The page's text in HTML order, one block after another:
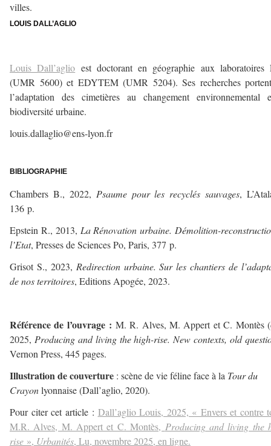
villes.
LOUIS DALL’AGLIO
Louis Dall’aglio est doctorant en géographie aux laboratoires
(UMR 5600) et EDYTEM (UMR 5204). Ses recherches
l’adaptation des cimetières au changement environnemental
biodiversité urbaine.
louis.dallaglio@ens-lyon.fr
BIBLIOGRAPHIE
Chambers B., 2022, Psaume pour les recyclés sauvages,
136 p.
Epstein R., 2013, La Rénovation urbaine. Démolition-
l’Etat, Presses de Sciences Po, Paris, 377 p.
Grisot S., 2023, Redirection urbaine. Sur les chantiers de
de nos territoires, Editions Apogée, 2023.
Référence de l’ouvrage : M. R. Alves, M. Appert et C. Montès
2025, Producing and living the high-rise. New contexts, old
Vernon Press, 445 pages.
Illustration de couverture : scène de vie féline face à la Tour du
Crayonlyonnaise (Dall’aglio, 2020).
Pour citer cet article : Dall’aglio Louis, 2025, « Envers et contre
M.R. Alves, M. Appert et C. Montès, Producing and living the
rise », Urbanités, Lu, novembre 2025, en ligne.